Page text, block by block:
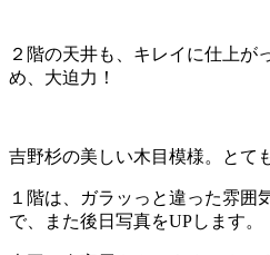
２階の天井も、キレイに仕上が
め、大迫力！
吉野杉の美しい木目模様。とて
１階は、ガラッっと違った雰囲
で、また後日写真をUPします。